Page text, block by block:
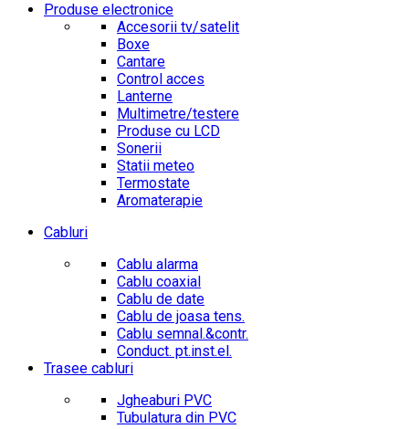
Produse electronice
Accesorii tv/satelit
Boxe
Cantare
Control acces
Lanterne
Multimetre/testere
Produse cu LCD
Sonerii
Statii meteo
Termostate
Aromaterapie
Cabluri
Cablu alarma
Cablu coaxial
Cablu de date
Cablu de joasa tens.
Cablu semnal.&contr.
Conduct. pt.inst.el.
Trasee cabluri
Jgheaburi PVC
Tubulatura din PVC